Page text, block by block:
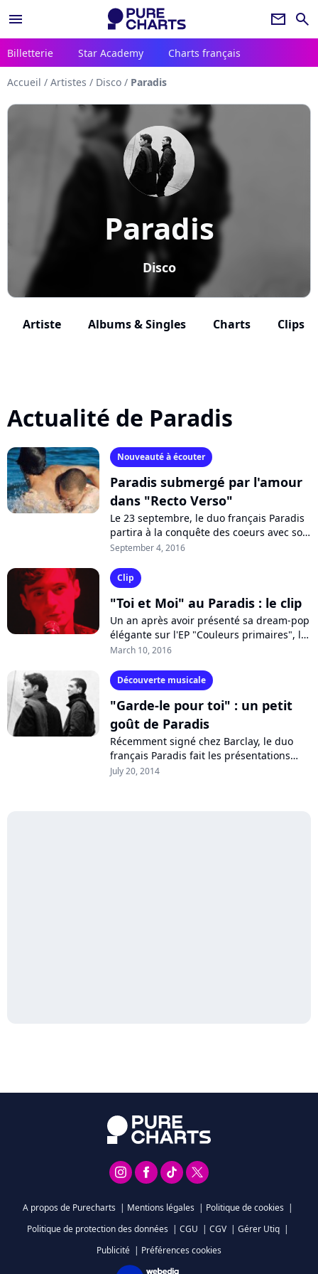
menu newsletter search
Billetterie Star Academy Charts français
Accueil / Artistes / Disco / Paradis
Paradis
Disco
Artiste Albums & Singles Charts Clips
Actualité de Paradis
Nouveauté à écouter
Paradis submergé par l'amour
dans "Recto Verso"
Le 23 septembre, le duo français Paradis
partira à la conquête des coeurs avec son
premier album "Recto Verso". Après
September 4, 2016
Clip
"Toi et Moi" au Paradis : le clip
Un an après avoir présenté sa dream-pop
élégante sur l'EP "Couleurs primaires", le
duo français Paradis offre un avant-goût
March 10, 2016
Découverte musicale
"Garde-le pour toi" : un petit
goût de Paradis
Récemment signé chez Barclay, le duo
français Paradis fait les présentations
avec un premier single envoûtant qui se
July 20, 2014
A propos de Purecharts | Mentions légales | Politique de cookies |
Politique de protection des données | CGU | CGV | Gérer Utiq |
Publicité | Préférences cookies